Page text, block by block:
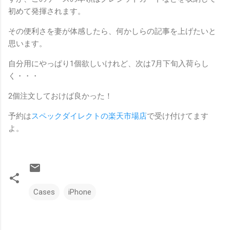
初めて発揮されます。
その便利さを妻が体感したら、何かしらの記事を上げたいと
思います。
自分用にやっぱり1個欲しいけれど、次は7月下旬入荷らし
く・・・
2個注文しておけば良かった！
予約はスペックダイレクトの楽天市場店で受け付けてます
よ。
Cases iPhone